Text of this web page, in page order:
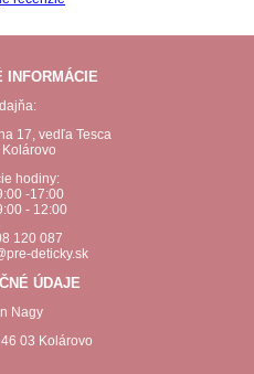
INFORMÁCIE
17, vedľa Tesca
hodiny:
-17:00
- 12:00
120 087
deticky.sk
ÚDAJE
Nagy
03 Kolárovo